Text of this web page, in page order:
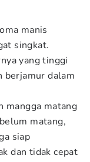
manis
singkat.
yang tinggi
berjamur dalam
mangga matang
matang,
siap
dan tidak cepat